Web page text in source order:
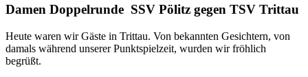
Damen Doppelrunde SSV Pölitz gegen TSV Trittau
Heute waren wir Gäste in Trittau. Von bekannten Gesichtern, von
damals während unserer Punktspielzeit, wurden wir fröhlich
begrüßt.